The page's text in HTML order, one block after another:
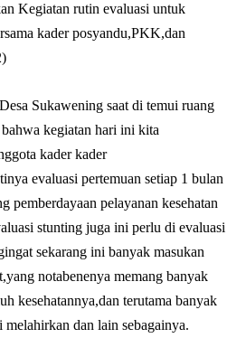
Kegiatan rutin evaluasi untuk
kader posyandu,PKK,dan
Sukawening saat di temui ruang
kegiatan hari ini kita
kader kader
evaluasi pertemuan setiap 1 bulan
pemberdayaan pelayanan kesehatan
stunting juga ini perlu di evaluasi
sekarang ini banyak masukan
notabenenya memang banyak
kesehatannya,dan terutama banyak
dan lain sebagainya.